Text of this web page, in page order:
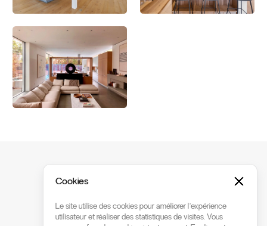
Cookies
Le site utilise des cookies pour améliorer l’expérience
utilisateur et réaliser des statistiques de visites. Vous
Prêt·e à commencer?
Chaque projet commence par une
conversation.